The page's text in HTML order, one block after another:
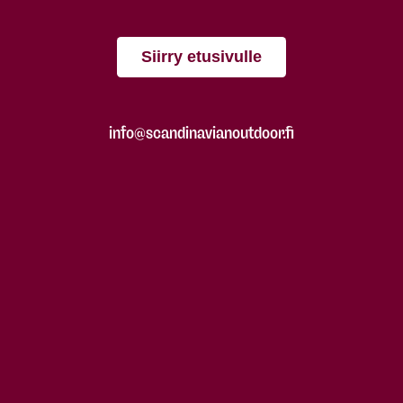
Siirry etusivulle
info@scandinavianoutdoor.fi